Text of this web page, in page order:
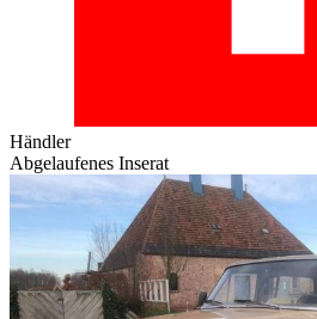
Händler
Abgelaufenes Inserat